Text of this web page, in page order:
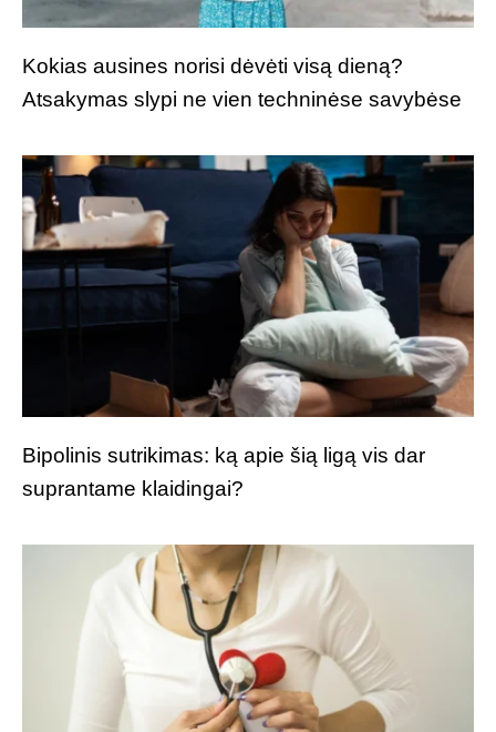
Kokias ausines norisi dėvėti visą dieną?
Atsakymas slypi ne vien techninėse savybėse
Bipolinis sutrikimas: ką apie šią ligą vis dar
suprantame klaidingai?